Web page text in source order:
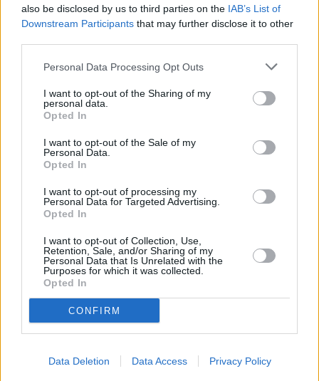
also be disclosed by us to third parties on the IAB’s List of
Downstream Participants that may further disclose it to other
Personal Data Processing Opt Outs
I want to opt-out of the Sharing of my
personal data.
Opted In
I want to opt-out of the Sale of my
Personal Data.
Opted In
I want to opt-out of processing my
Personal Data for Targeted Advertising.
Opted In
I want to opt-out of Collection, Use,
Retention, Sale, and/or Sharing of my
Personal Data that Is Unrelated with the
Purposes for which it was collected.
Opted In
CONFIRM
Data Deletion Data Access Privacy Policy
Prima sport - co nabídne v prvním
O webu parabola.cz O souborech cookies
Dovolená u moře•Bazény